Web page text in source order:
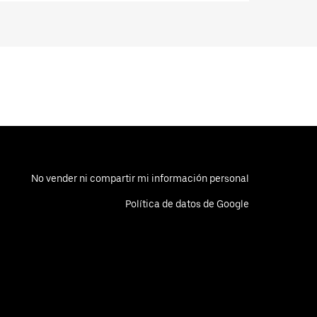
No vender ni compartir mi información personal
Política de datos de Google